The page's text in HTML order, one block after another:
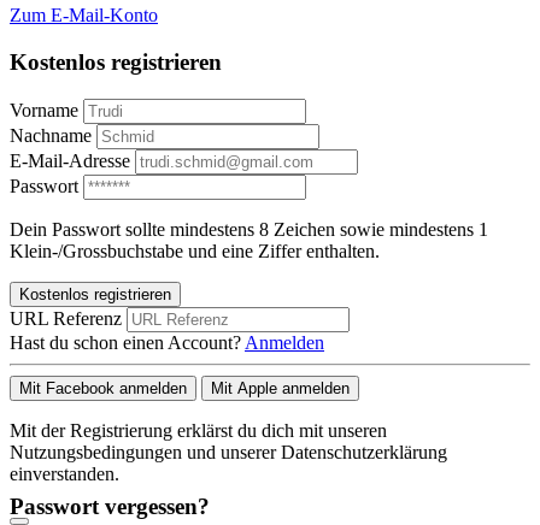
Zum E-Mail-Konto
Kostenlos registrieren
Vorname
Nachname
E-Mail-Adresse
Passwort
Dein Passwort sollte mindestens 8 Zeichen sowie mindestens 1
Klein-/Grossbuchstabe und eine Ziffer enthalten.
Kostenlos registrieren
URL Referenz
Hast du schon einen Account? Anmelden
Mit Facebook anmelden Mit Apple anmelden
Mit der Registrierung erklärst du dich mit unseren
Nutzungsbedingungen und unserer Datenschutzerklärung
einverstanden.
Passwort vergessen?